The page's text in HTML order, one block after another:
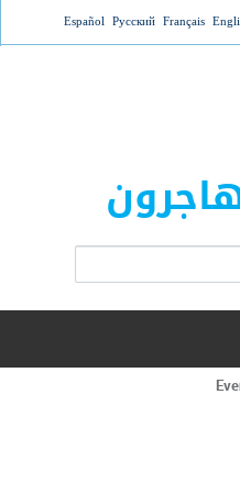
Jump
Français
Русский
Español